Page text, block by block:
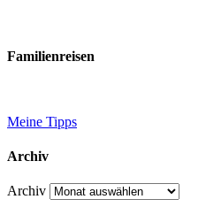
Familienreisen
Meine Tipps
Archiv
Archiv